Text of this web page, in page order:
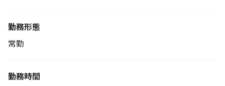
勤務形態
常勤
勤務時間